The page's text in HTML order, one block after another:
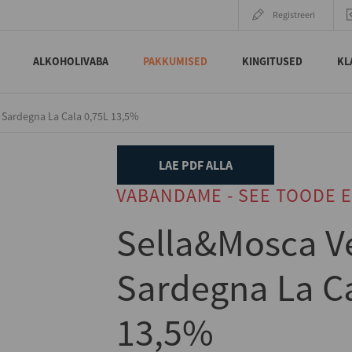
Registreeri
ALKOHOLIVABA PAKKUMISED KINGITUSED
La Cala 0,75L 13,5%
LAE PDF ALLA
VABANDAME - SEE TOODE
Sella&Mosca
Sardegna La
13,5%